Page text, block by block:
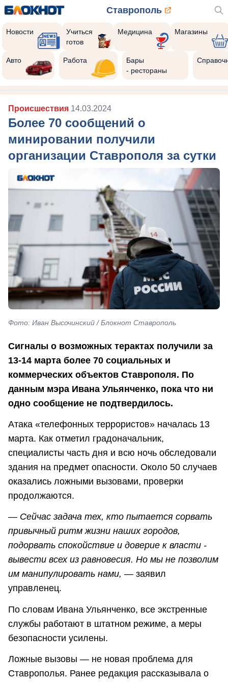
Ставрополь
Новости
Учиться
готов
Медицина Магазины
Авто Работа
Бары
- рестораны
Происшествия 14.03.2024
Более 70 сообщений о
минировании получили
организации Ставрополя за сутки
Фото: Иван Высочинский / Блокнот Ставрополь
Сигналы о возможных терактах получили за
13-14 марта более 70 социальных и
коммерческих объектов Ставрополя. По
данным мэра Ивана Ульянченко, пока что ни
одно сообщение не подтвердилось.
Атака «телефонных террористов» началась 13
марта. Как отметил градоначальник,
специалисты часть дня и всю ночь обследовали
здания на предмет опасности. Около 50 случаев
оказались ложными вызовами, проверки
продолжаются.
— Сейчас задача тех, кто пытается сорвать
привычный ритм жизни наших городов,
подорвать спокойствие и доверие к власти -
вывести всех из равновесия. Но мы не позволим
им манипулировать нами, — заявил
управленец.
По словам Ивана Ульянченко, все экстренные
службы работают в штатном режиме, а меры
безопасности усилены.
Ложные вызовы — не новая проблема для
Ставрополья. Ранее редакция рассказывала о